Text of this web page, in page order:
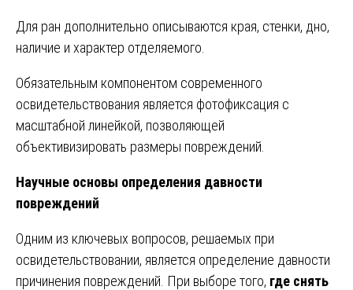
Для ран дополнительно описываются края, стенки, дно,
наличие и характер отделяемого.
Обязательным компонентом современного
освидетельствования является фотофиксация с
масштабной линейкой, позволяющей
объективизировать размеры повреждений.
Научные основы определения давности
повреждений
Одним из ключевых вопросов, решаемых при
освидетельствовании, является определение давности
причинения повреждений. При выборе того, где снять